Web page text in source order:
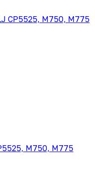
CP5525, M750, M775
M750, M775